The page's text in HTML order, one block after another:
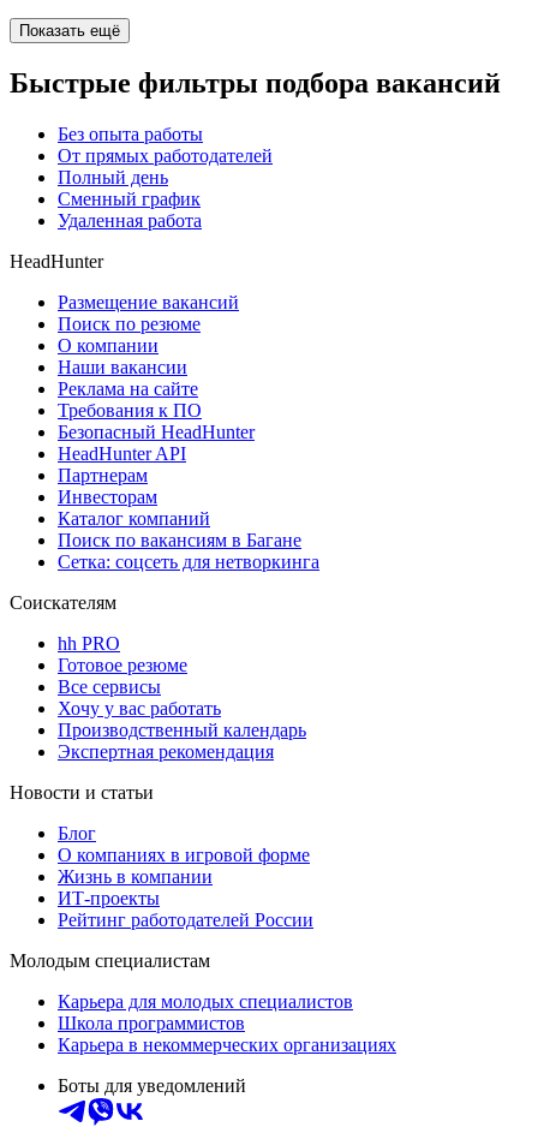
Показать ещё
Быстрые фильтры подбора вакансий
Без опыта работы
От прямых работодателей
Полный день
Сменный график
Удаленная работа
HeadHunter
Размещение вакансий
Поиск по резюме
О компании
Наши вакансии
Реклама на сайте
Требования к ПО
Безопасный HeadHunter
HeadHunter API
Партнерам
Инвесторам
Каталог компаний
Поиск по вакансиям в Багане
Сетка: соцсеть для нетворкинга
Соискателям
hh PRO
Готовое резюме
Все сервисы
Хочу у вас работать
Производственный календарь
Экспертная рекомендация
Новости и статьи
Блог
О компаниях в игровой форме
Жизнь в компании
ИТ-проекты
Рейтинг работодателей России
Молодым специалистам
Карьера для молодых специалистов
Школа программистов
Карьера в некоммерческих организациях
Боты для уведомлений